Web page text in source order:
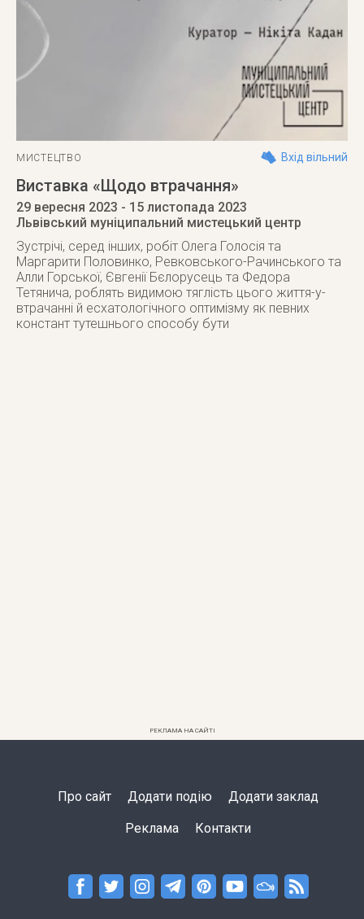
МИСТЕЦТВО Вхід вільний
Виставка «Щодо втрачання»
29 вересня 2023 - 15 листопада 2023
Львівський муніципальний мистецький центр
Зустрічі, серед інших, робіт Олега Голосія та
Маргарити Половинко, Ревковського-Рачинського та
Алли Горської, Євгенії Бєлорусець та Федора
Тетянича, роблять видимою тяглість цього життя-у-
втрачанні й есхатологічного оптимізму як певних
констант тутешнього способу бути
РЕКЛАМА НА САЙТІ
Про сайт Додати подію Додати заклад
Реклама Контакти